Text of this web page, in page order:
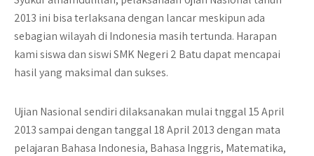
2013 ini bisa terlaksana dengan lancar meskipun ada
sebagian wilayah di Indonesia masih tertunda. Harapan
kami siswa dan siswi SMK Negeri 2 Batu dapat mencapai
hasil yang maksimal dan sukses.
Ujian Nasional sendiri dilaksanakan mulai tnggal 15 April
2013 sampai dengan tanggal 18 April 2013 dengan mata
pelajaran Bahasa Indonesia, Bahasa Inggris, Matematika,